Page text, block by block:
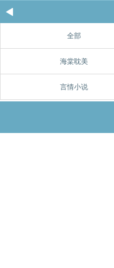
全部
海棠耽美
言情小说